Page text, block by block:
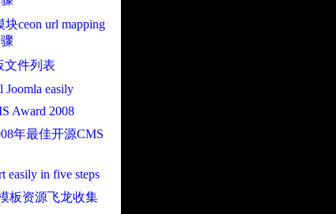
块ceon url mapping
文件列表
Joomla easily
Award 2008
年最佳开源CMS
easily in five steps
板资源飞龙收集